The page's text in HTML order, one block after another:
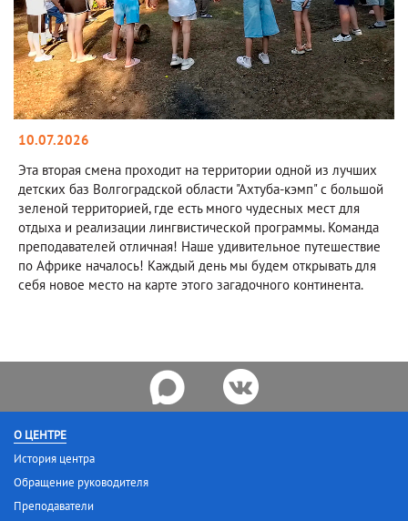
10.07.2026
Эта вторая смена проходит на территории одной из лучших
детских баз Волгоградской области "Ахтуба-кэмп" с большой
зеленой территорией, где есть много чудесных мест для
отдыха и реализации лингвистической программы. Команда
преподавателей отличная! Наше удивительное путешествие
по Африке началось! Каждый день мы будем открывать для
себя новое место на карте этого загадочного континента.
О ЦЕНТРЕ
История центра
Обращение руководителя
Преподаватели